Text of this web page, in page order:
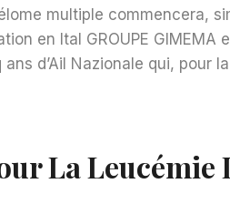
multiple commencera,
en Ital GROUPE
d’Ail Nazionale qui, pour
La